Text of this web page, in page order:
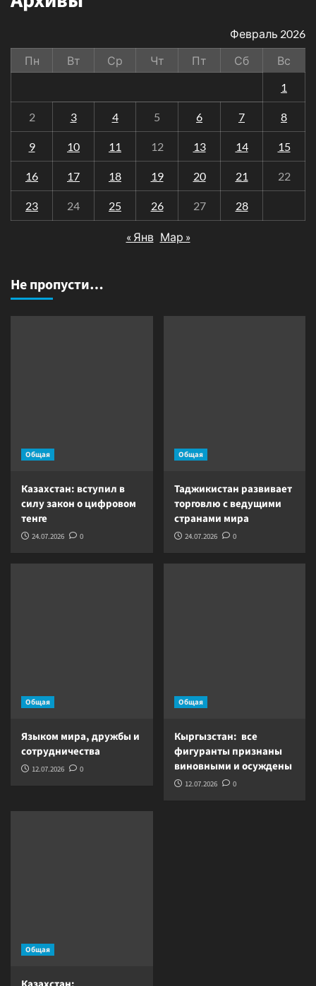
Февраль 2026
Пн
Вт Ср Чт Пт Сб
Вс
1
2 3 4 5 6 7 8
9 10 11 12 13 14 15
16 17 18 19 20 21 22
23 24 25 26 27 28
« Янв Мар »
Не пропусти…
Общая
Казахстан: вступил в
силу закон о цифровом
тенге
24.07.2026 0
Общая
Таджикистан развивает
торговлю с ведущими
странами мира
24.07.2026 0
Общая
Языком мира, дружбы и
сотрудничества
12.07.2026 0
Общая
Кыргызстан: все
фигуранты признаны
виновными и осуждены
12.07.2026 0
Общая